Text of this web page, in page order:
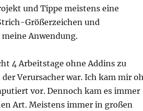
und Tippe meistens eine
Größerzeichen und
Anwendung.
4 Arbeitstage ohne Addins zu
Verursacher war. Ich kam mir
vor. Dennoch kam es immer
Art. Meistens immer in großen